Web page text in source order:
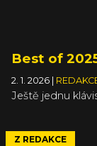
Best of
2. 1. 2026
Ještě jednu
Z REDAKCE